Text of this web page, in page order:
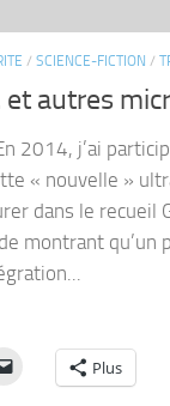
/ SCIENCE-FICTION /
autres
2014, j’ai
« nouvelle »
dans le recueil
montrant qu’un
Plus